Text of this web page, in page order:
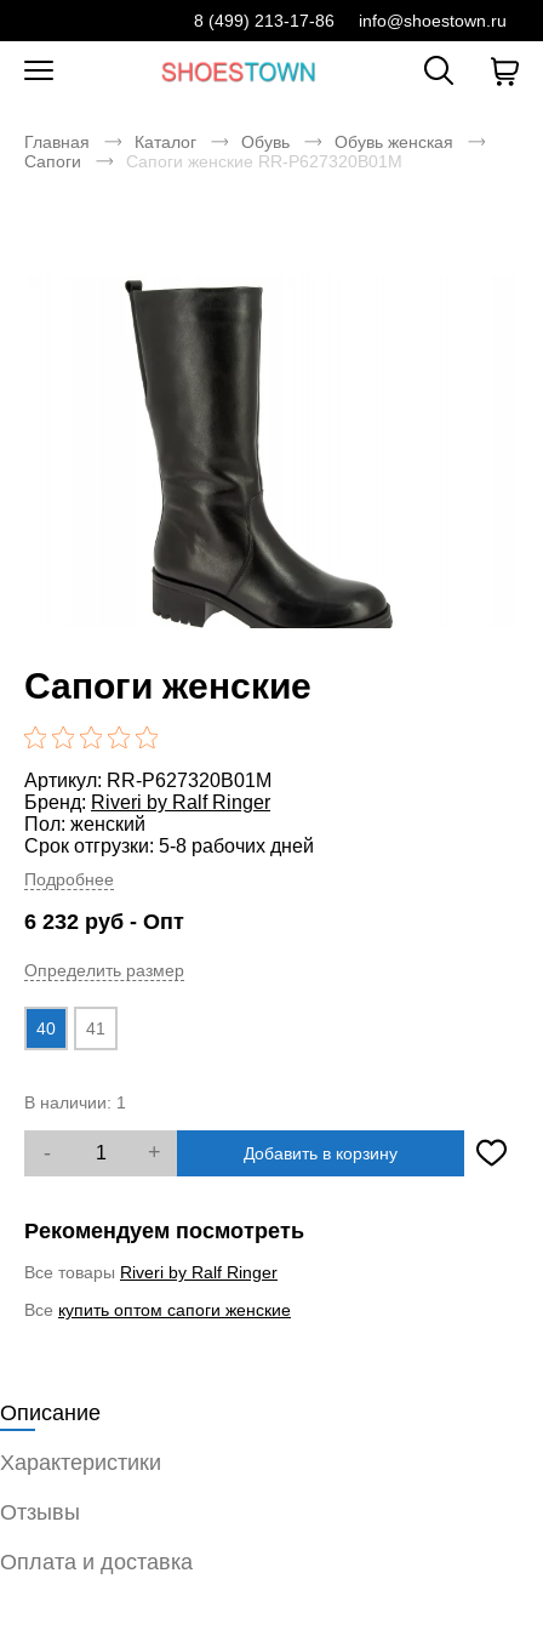
8 (499) 213-17-86 info@shoestown.ru
Главная Каталог Обувь
Обувь женская
Сапоги
Сапоги женские RR-P627320B01M
Сапоги женские
Артикул: RR-P627320B01M
Бренд: Riveri by Ralf Ringer
Пол: женский
Срок отгрузки: 5-8 рабочих дней
Подробнее
6 232 руб - Опт
Определить размер
40 41
В наличии: 1
- + Добавить в корзину
Рекомендуем посмотреть
Все товары Riveri by Ralf Ringer
Все купить оптом сапоги женские
Описание
Характеристики
Отзывы
Оплата и доставка